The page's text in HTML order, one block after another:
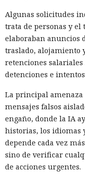
Algunas solicitudes
trata de personas y el
elaboraban anuncios
traslado, alojamiento
retenciones
detenciones e
La principal amenaza
mensajes falsos
engaño, donde la IA
historias, los idiomas
depende cada vez
sino de verificar
de acciones urgentes.
Cuando
tendrá
20:35 / 05.08.2026